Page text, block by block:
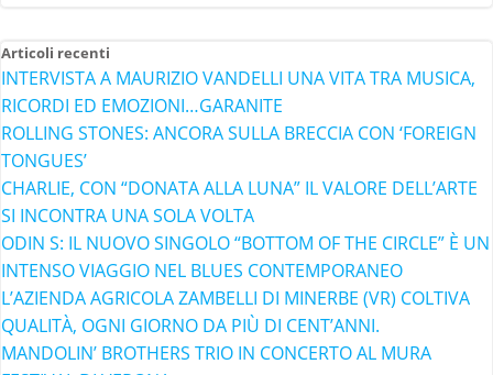
Articoli recenti
INTERVISTA A MAURIZIO VANDELLI UNA VITA TRA MUSICA,
RICORDI ED EMOZIONI…GARANITE
ROLLING STONES: ANCORA SULLA BRECCIA CON ‘FOREIGN
TONGUES’
CHARLIE, CON “DONATA ALLA LUNA” IL VALORE DELL’ARTE
SI INCONTRA UNA SOLA VOLTA
ODIN S: IL NUOVO SINGOLO “BOTTOM OF THE CIRCLE” È UN
INTENSO VIAGGIO NEL BLUES CONTEMPORANEO
L’AZIENDA AGRICOLA ZAMBELLI DI MINERBE (VR) COLTIVA
QUALITÀ, OGNI GIORNO DA PIÙ DI CENT’ANNI.
MANDOLIN’ BROTHERS TRIO IN CONCERTO AL MURA